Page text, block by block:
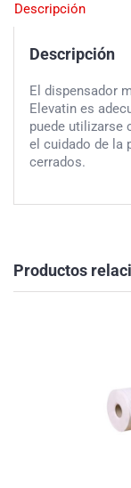
Descripción
Descripción
El dispensador
Elevatin es
puede utilizarse
el cuidado de la
cerrados.
Productos